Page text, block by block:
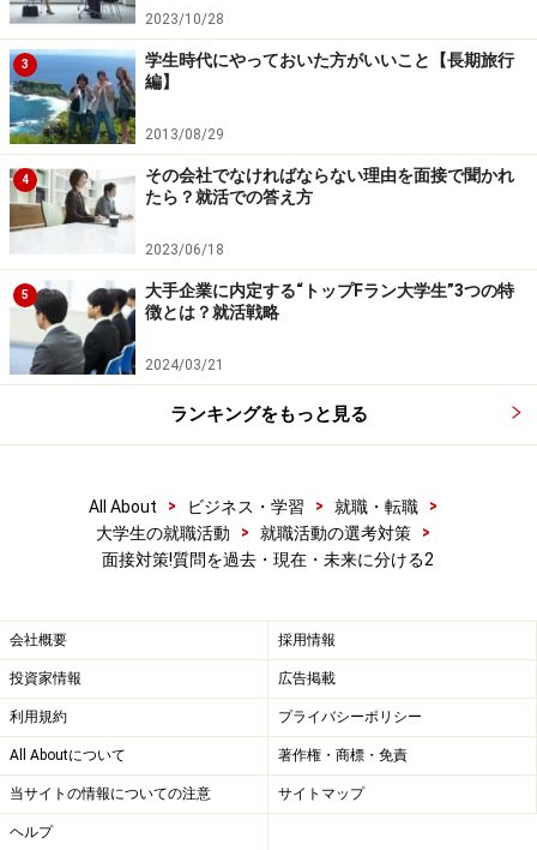
2023/10/28
3
学生時代にやっておいた方がいいこと【長期旅行
編】
2013/08/29
4
その会社でなければならない理由を面接で聞かれ
たら？就活での答え方
2023/06/18
5
大手企業に内定する“トップFラン大学生”3つの特
徴とは？就活戦略
2024/03/21
ランキングをもっと見る
All About > ビジネス・学習 > 就職・転職
>
大学生の就職活動
> 就職活動の選考対策
>
面接対策!質問を過去・現在・未来に分ける2
会社概要 採用情報
投資家情報 広告掲載
利用規約 プライバシーポリシー
All Aboutについて 著作権・商標・免責
当サイトの情報についての注意 サイトマップ
ヘルプ